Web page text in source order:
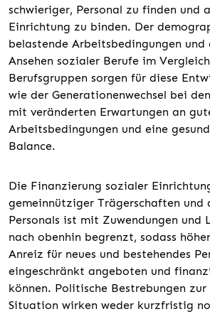
schwieriger, Personal zu finden und
Einrichtung zu binden. Der
belastende Arbeitsbedingungen und
Ansehen sozialer Berufe im
Berufsgruppen sorgen für diese
wie der Generationenwechsel bei
mit veränderten Erwartungen an
Arbeitsbedingungen und eine
Balance.
Die Finanzierung sozialer
gemeinnütziger Trägerschaften und
Personals ist mit Zuwendungen und
nach obenhin begrenzt, sodass
Anreiz für neues und bestehendes
eingeschränkt angeboten und
können. Politische Bestrebungen zur
Situation wirken weder kurzfristig